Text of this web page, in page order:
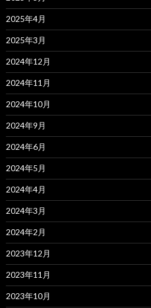
2025年4月
2025年3月
2024年12月
2024年11月
2024年10月
2024年9月
2024年6月
2024年5月
2024年4月
2024年3月
2024年2月
2023年12月
2023年11月
2023年10月